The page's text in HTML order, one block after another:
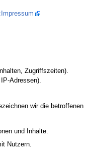
Zugriffszeiten).
Adressen).
wir die
und Inhalte.
Nutzern.